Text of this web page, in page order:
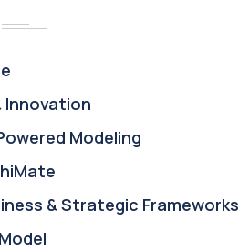
Innovation
Modeling
& Strategic Frameworks